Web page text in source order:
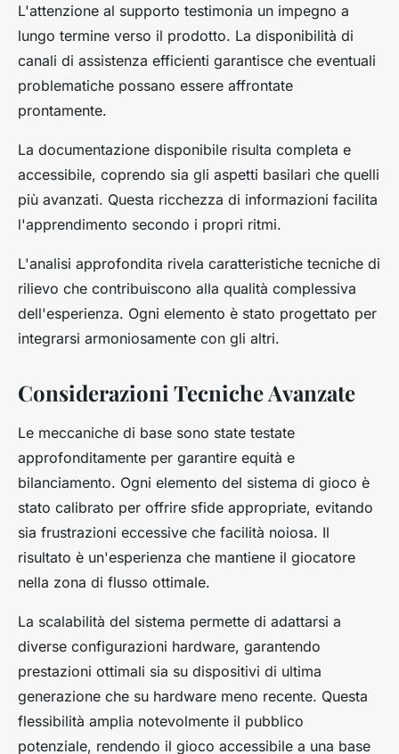
L'attenzione al supporto testimonia un impegno a
lungo termine verso il prodotto. La disponibilità di
canali di assistenza efficienti garantisce che eventuali
problematiche possano essere affrontate
prontamente.
La documentazione disponibile risulta completa e
accessibile, coprendo sia gli aspetti basilari che quelli
più avanzati. Questa ricchezza di informazioni facilita
l'apprendimento secondo i propri ritmi.
L'analisi approfondita rivela caratteristiche tecniche di
rilievo che contribuiscono alla qualità complessiva
dell'esperienza. Ogni elemento è stato progettato per
integrarsi armoniosamente con gli altri.
Considerazioni Tecniche Avanzate
Le meccaniche di base sono state testate
approfonditamente per garantire equità e
bilanciamento. Ogni elemento del sistema di gioco è
stato calibrato per offrire sfide appropriate, evitando
sia frustrazioni eccessive che facilità noiosa. Il
risultato è un'esperienza che mantiene il giocatore
nella zona di flusso ottimale.
La scalabilità del sistema permette di adattarsi a
diverse configurazioni hardware, garantendo
prestazioni ottimali sia su dispositivi di ultima
generazione che su hardware meno recente. Questa
flessibilità amplia notevolmente il pubblico
potenziale, rendendo il gioco accessibile a una base